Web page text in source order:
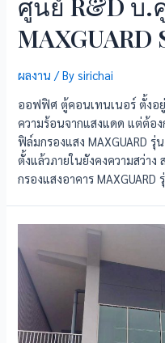
MAXGUARD
ผลงาน / Bysirichai
ออฟฟิศ ตู้คอนเทนเนอร์ ตั้งอยู่
ความร้อนจากแสงแดด แต่ต้อง
ฟิล์มกรองแสง MAXGUARD
ตั้งแล้วภายในยังคงความสว่า
กรองแสงอาคาร MAXGUARD